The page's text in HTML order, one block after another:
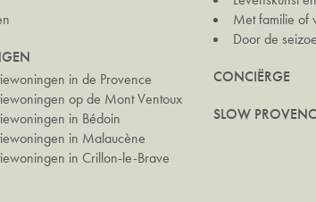
in de Provence
op de Mont Ventoux
in Bédoin
in Malaucène
in Crillon-le-Brave
Met familie of
Door de
CONCIËRGE
SLOW